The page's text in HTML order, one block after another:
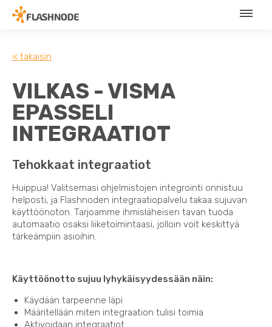
« takaisin
VILKAS - VISMA
EPASSELI
INTEGRAATIOT
Tehokkaat integraatiot
Huippua! Valitsemasi ohjelmistojen integrointi onnistuu
helposti, ja Flashnoden integraatiopalvelu takaa sujuvan
käyttöönoton. Tarjoamme ihmisläheisen tavan tuoda
automaatio osaksi liiketoimintaasi, jolloin voit keskittyä
tärkeämpiin asioihin.
Käyttöönotto sujuu lyhykäisyydessään näin:
Käydään tarpeenne läpi
Määritellään miten integraation tulisi toimia
Aktivoidaan integraatiot